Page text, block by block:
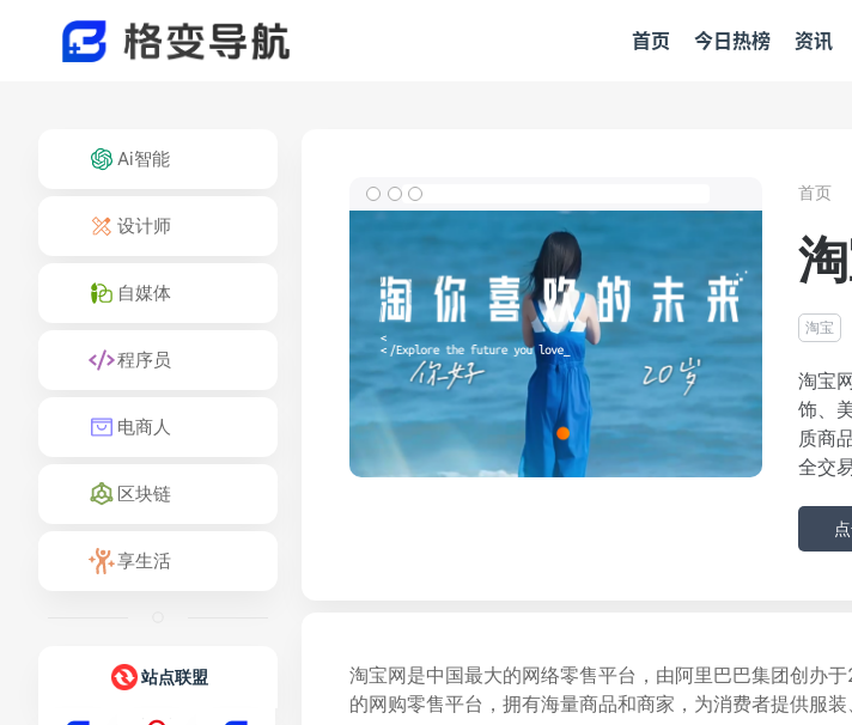
首页 今日热榜 资讯
Ai智能
设计师
自媒体
程序员
电商人
区块链
享生活
站点联盟
首页
淘宝
淘宝
饰、
质商
全交
淘宝网是中国最大的网络零售平台，由阿里巴巴集团创办
的网购零售平台，拥有海量商品和商家，为消费者提供服